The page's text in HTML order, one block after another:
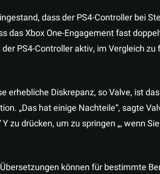
dass der PS4-Controller bei
das Xbox One-Engagement fast
PS4-Controller aktiv, im Vergleich
erhebliche Diskrepanz, so Valve, ist
„Das hat einige Nachteile“, sagte
zu drücken, um zu springen „, wenn
können für bestimmte